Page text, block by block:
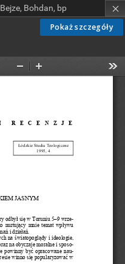
Pokaż szczegóły
Bejze, Bohdan, bp